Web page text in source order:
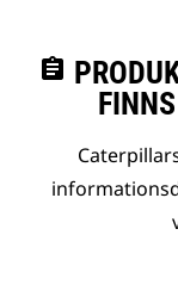
assignment